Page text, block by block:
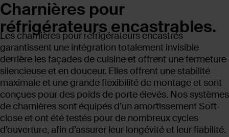
Charnières pour
réfrigérateurs encastrables.
Les charnières pour réfrigérateurs encastrés
garantissent une intégration totalement invisible
derrière les façades de cuisine et offrent une fermeture
silencieuse et en douceur. Elles offrent une stabilité
maximale et une grande flexibilité de montage et sont
conçues pour des poids de porte élevés. Nos systèmes
de charnières sont équipés d’un amortissement Soft-
close et ont été testés pour de nombreux cycles
d’ouverture, afin d’assurer leur longévité et leur fiabilité.